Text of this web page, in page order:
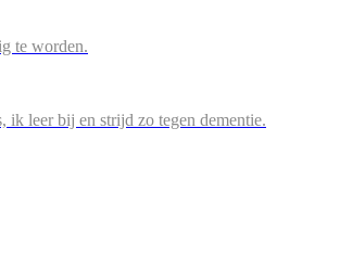
te worden.
ik leer bij en strijd zo tegen dementie.